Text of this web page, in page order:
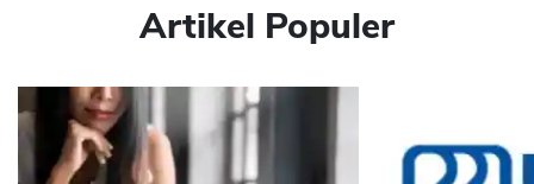
Artikel Populer